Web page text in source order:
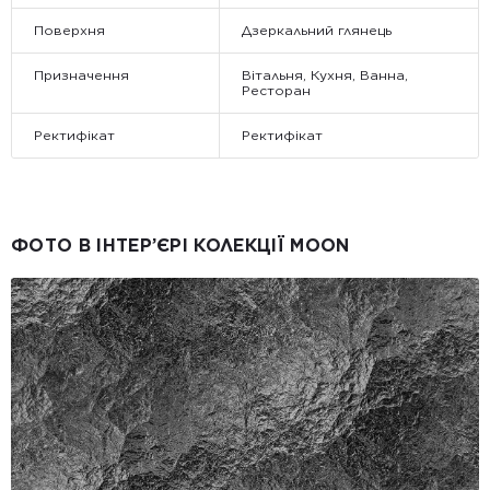
Поверхня Дзеркальний глянець
Призначення
Вітальня, Кухня, Ванна,
Ресторан
Ректифікат Ректифікат
ФОТО В ІНТЕР’ЄРІ КОЛЕКЦІЇ MOON